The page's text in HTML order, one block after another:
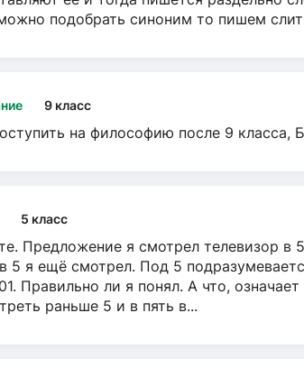
подобрать синоним то пишем
9 класс
на философию после 9 класса,
5 класс
Предложение я смотрел телевизор в
5 я ещё смотрел. Под 5
Правильно ли я понял. А что,
раньше 5 и в пять в...